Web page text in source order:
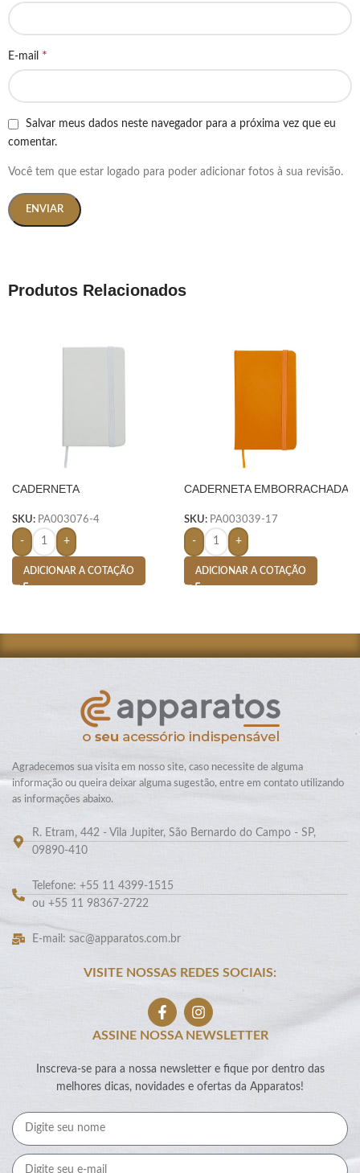
E-mail *
Salvar meus dados neste navegador para a próxima vez que eu
comentar.
Você tem que estar logado para poder adicionar fotos à sua revisão.
Produtos Relacionados
CADERNETA
SKU: PA003076-4
- +
ADICIONAR A COTAÇÃO
CADERNETA EMBORRACHADA
SKU: PA003039-17
- +
ADICIONAR A COTAÇÃO
Agradecemos sua visita em nosso site, caso necessite de alguma
informação ou queira deixar alguma sugestão, entre em contato utilizando
as informações abaixo.
R. Etram, 442 - Vila Jupiter, São Bernardo do Campo - SP,
09890-410
Telefone: +55 11 4399-1515
ou +55 11 98367-2722
E-mail: sac@apparatos.com.br
VISITE NOSSAS REDES SOCIAIS:
ASSINE NOSSA NEWSLETTER
Inscreva-se para a nossa newsletter e fique por dentro das
melhores dicas, novidades e ofertas da Apparatos!